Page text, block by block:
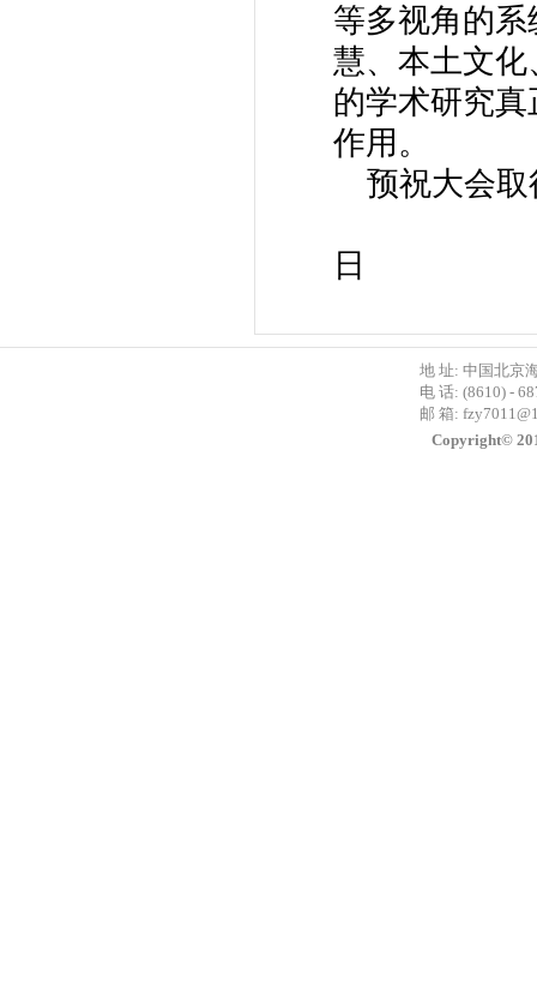
等多视角的
慧、本土文
的学术研究
作用。
预祝大会取
日
地 址: 中国北京
电 话: (8610) -
邮 箱:
Copyright©